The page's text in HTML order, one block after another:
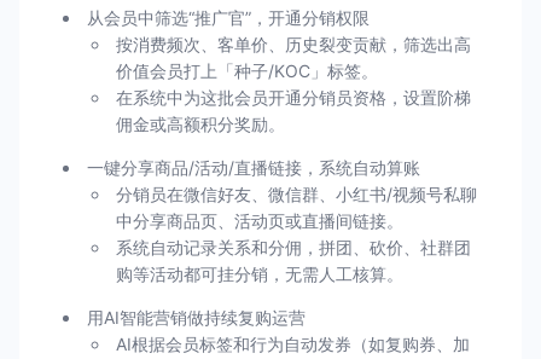
从会员中筛选“推广官”，开通分销权限
按消费频次、客单价、历史裂变贡献，筛选出高
价值会员打上「种子/KOC」标签。
在系统中为这批会员开通分销员资格，设置阶梯
佣金或高额积分奖励。
一键分享商品/活动/直播链接，系统自动算账
分销员在微信好友、微信群、小红书/视频号私聊
中分享商品页、活动页或直播间链接。
系统自动记录关系和分佣，拼团、砍价、社群团
购等活动都可挂分销，无需人工核算。
用AI智能营销做持续复购运营
AI根据会员标签和行为自动发券（如复购券、加